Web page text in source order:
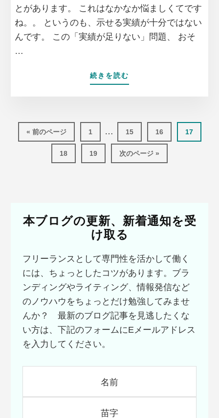
とがあります。 これはなかなか悩ましくてです
ね。。 というのも、示せる実績が十分ではない
んです。 この「実績が足りない」問題、 おそ
…
続きを読む
新
ー
ラ
ン
ス
る
「こ
で
の
実
績
は？」
問
へ
処
« 移
動
前のページ
ペ
ー
ジ
1
Interim
pages
omitted
…
ペ
ー
ジ
15
ペ
ー
ジ
16
ペ
ー
17
ペ
ー
18
ペ
ー
19
移
動
次のページ »
本ブログの更新、新着通知を受
け取る
フリーランスとして専門性を活かして働く
には、ちょっとしたコツがあります。ブラ
ンディングやライティング、情報発信など
のノウハウをちょっとだけ勉強してみませ
んか？ 最新のブログ記事を見逃したくな
い方は、下記のフォームにEメールアドレス
を入力してください。